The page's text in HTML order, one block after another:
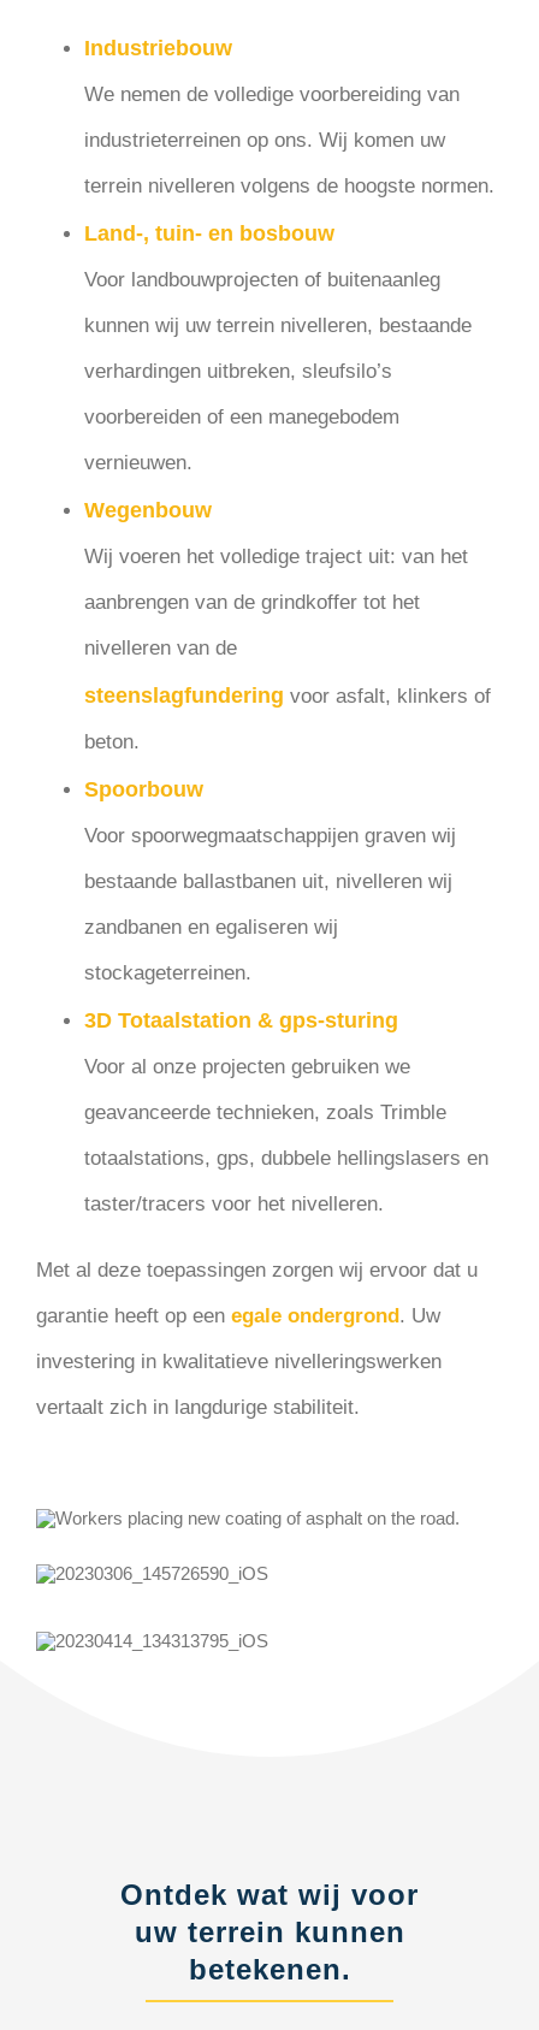
Industriebouw
We nemen de volledige voorbereiding van
industrieterreinen op ons. Wij komen uw
terrein nivelleren volgens de hoogste normen.
Land-, tuin- en bosbouw
Voor landbouwprojecten of buitenaanleg
kunnen wij uw terrein nivelleren, bestaande
verhardingen uitbreken, sleufsilo’s
voorbereiden of een manegebodem
vernieuwen.
Wegenbouw
Wij voeren het volledige traject uit: van het
aanbrengen van de grindkoffer tot het
nivelleren van de
steenslagfundering voor asfalt, klinkers of
beton.
Spoorbouw
Voor spoorwegmaatschappijen graven wij
bestaande ballastbanen uit, nivelleren wij
zandbanen en egaliseren wij
stockageterreinen.
3D Totaalstation & gps-sturing
Voor al onze projecten gebruiken we
geavanceerde technieken, zoals Trimble
totaalstations, gps, dubbele hellingslasers en
taster/tracers voor het nivelleren.
Met al deze toepassingen zorgen wij ervoor dat u
garantie heeft op een egale ondergrond. Uw
investering in kwalitatieve nivelleringswerken
vertaalt zich in langdurige stabiliteit.
Ontdek wat wij voor
uw terrein kunnen
betekenen.